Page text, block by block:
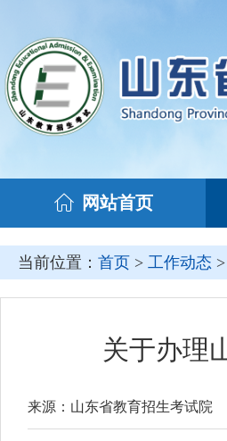
网站首页
当前位置： 首页 > 工作动态 >
关于办理
来源：山东省教育招生考试院